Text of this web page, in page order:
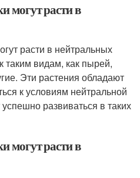
могут расти в
расти в нейтральных
таким видам, как пырей,
Эти растения обладают
к условиям нейтральной
развиваться в таких
могут расти в